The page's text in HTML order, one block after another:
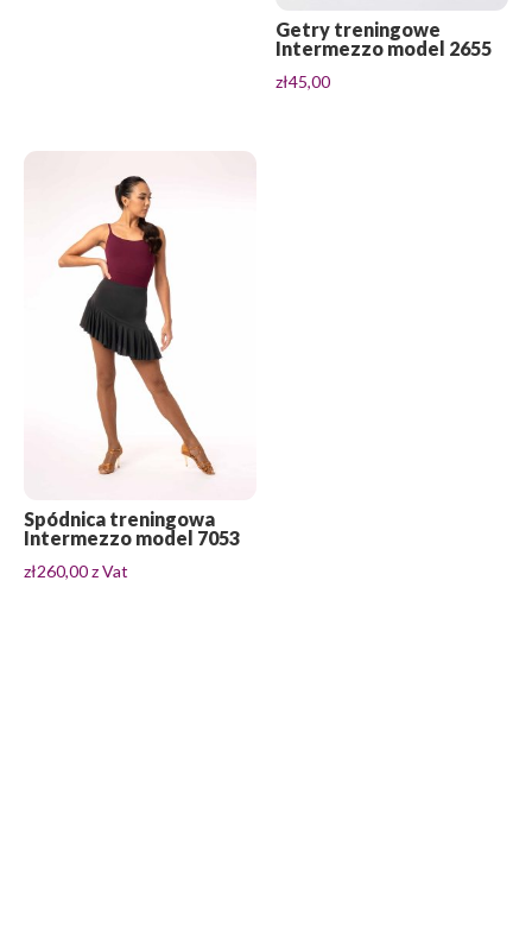
Getry treningowe
Intermezzo model 2655
zł45,00
Spódnica treningowa
Intermezzo model 7053
zł260,00z Vat